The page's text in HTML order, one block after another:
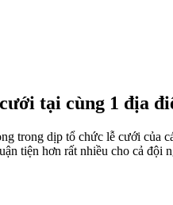
tại cùng 1 địa
trong dịp tổ chức lễ cưới của
tiện hơn rất nhiều cho cả đội